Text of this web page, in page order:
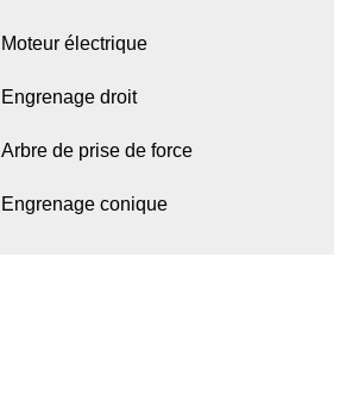
Moteur électrique
Engrenage droit
Arbre de prise de force
Engrenage conique